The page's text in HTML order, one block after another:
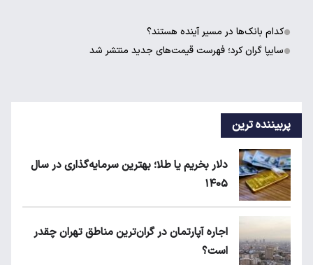
کدام بانک‌ها در مسیر آینده هستند؟
سایپا گران کرد؛ فهرست قیمت‌های جدید منتشر شد
پربیننده ترین
دلار بخریم یا طلا؛ بهترین سرمایه‌گذاری در سال
۱۴۰۵
اجاره آپارتمان در گران‌ترین مناطق تهران چقدر
است؟